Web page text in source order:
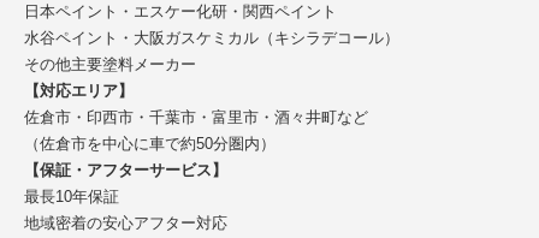
日本ペイント・エスケー化研・関西ペイント
水谷ペイント・大阪ガスケミカル（キシラデコール）
その他主要塗料メーカー
【対応エリア】
佐倉市・印西市・千葉市・富里市・酒々井町など
（佐倉市を中心に車で約50分圏内）
【保証・アフターサービス】
最長10年保証
地域密着の安心アフター対応